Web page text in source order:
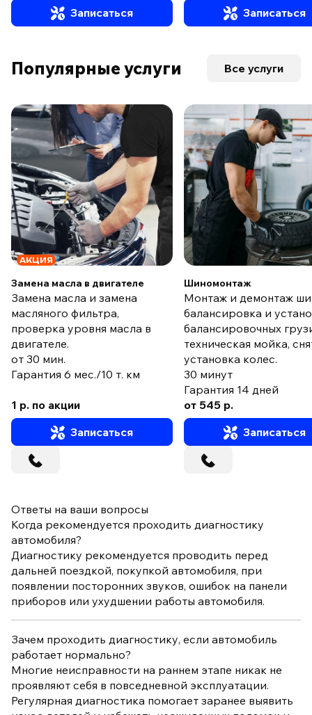
Записаться Записаться
Популярные услуги Все услуги
АКЦИЯ
Замена масла в двигателе
Замена масла и замена
масляного фильтра,
проверка уровня масла в
двигателе.
от 30 мин.
Гарантия 6 мес./10 т. км
1 р. по акции
Записаться
Шиномонтаж
Монтаж и демонтаж
балансировка и
балансировочных
техническая мойка,
установка колес.
30 минут
Гарантия 14 дней
от 545 р.
Записаться
Ответы на ваши вопросы
Когда рекомендуется проходить диагностику
автомобиля?
Диагностику рекомендуется проводить перед
дальней поездкой, покупкой автомобиля, при
появлении посторонних звуков, ошибок на панели
приборов или ухудшении работы автомобиля.
Зачем проходить диагностику, если автомобиль
работает нормально?
Многие неисправности на раннем этапе никак не
проявляют себя в повседневной эксплуатации.
Регулярная диагностика помогает заранее выявить